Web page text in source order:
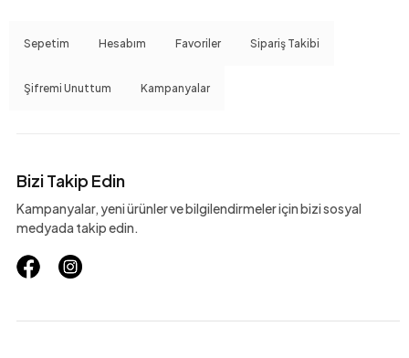
Sepetim Hesabım Favoriler Sipariş Takibi
Şifremi Unuttum Kampanyalar
Bizi Takip Edin
Kampanyalar, yeni ürünler ve bilgilendirmeler için bizi sosyal
medyada takip edin.